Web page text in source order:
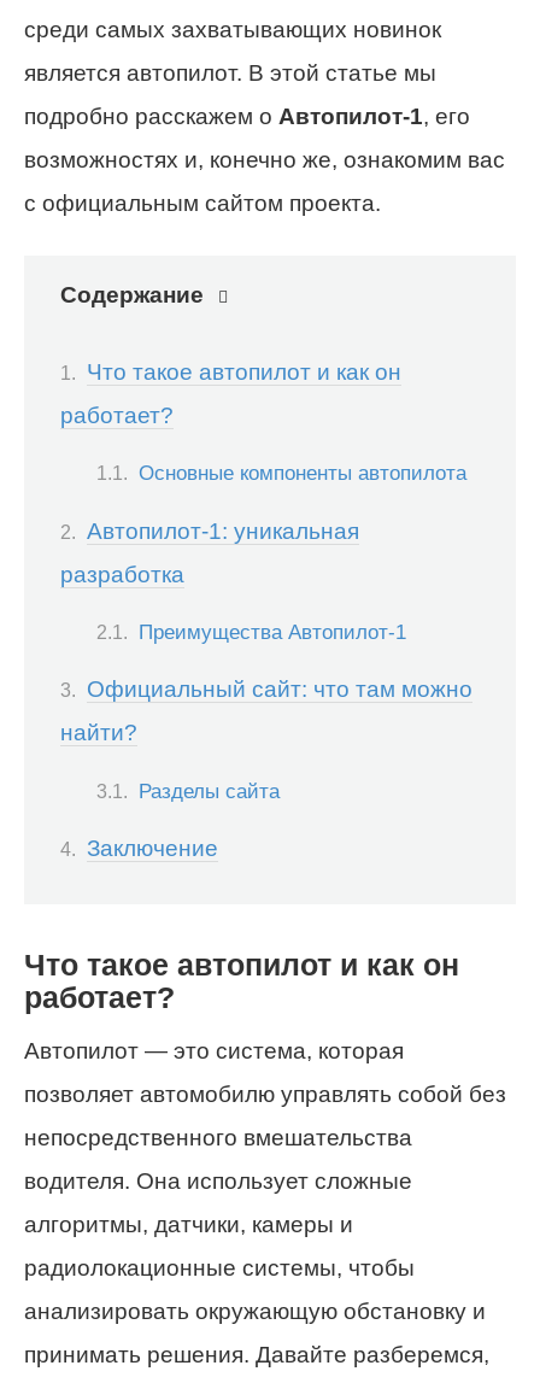
среди самых захватывающих новинок
является автопилот. В этой статье мы
подробно расскажем о Автопилот-1, его
возможностях и, конечно же, ознакомим вас
с официальным сайтом проекта.
Содержание
Что такое автопилот и как он
работает?
Основные компоненты автопилота
Автопилот-1: уникальная
разработка
Преимущества Автопилот-1
Официальный сайт: что там можно
найти?
Разделы сайта
Заключение
Что такое автопилот и как он
работает?
Автопилот — это система, которая
позволяет автомобилю управлять собой без
непосредственного вмешательства
водителя. Она использует сложные
алгоритмы, датчики, камеры и
радиолокационные системы, чтобы
анализировать окружающую обстановку и
принимать решения. Давайте разберемся,